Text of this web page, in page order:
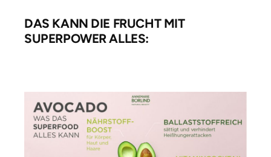
DAS KANN DIE FRUCHT MIT
SUPERPOWER ALLES: